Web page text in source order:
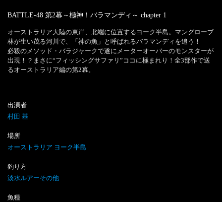
BATTLE-48 第2幕～極神！バラマンディ～ chapter 1
オーストラリア大陸の東岸、北端に位置するヨーク半島。マングローブ
林が生い茂る河川で、「神の魚」と呼ばれるバラマンディを追う！
必殺のメソッド・バラジャークで遂にメーターオーバーのモンスターが
出現！？まさに“フィッシングサファリ”ココに極まれり！全3部作で送
るオーストラリア編の第2幕。
出演者
村田 基
場所
オーストラリア ヨーク半島
釣り方
淡水ルアーその他
魚種